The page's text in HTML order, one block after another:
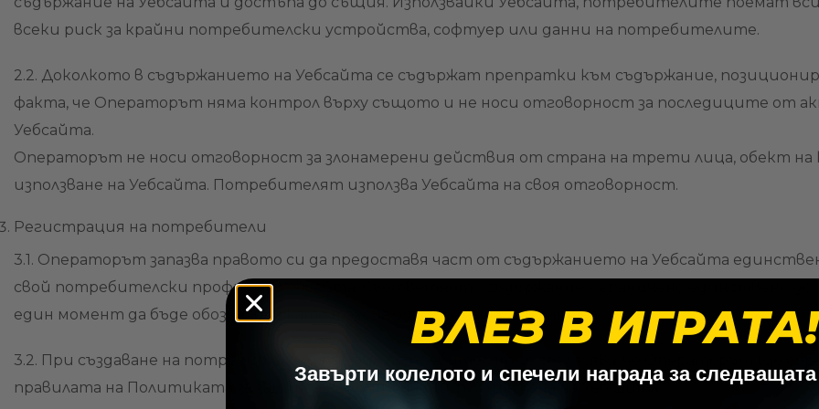
всеки риск за крайни потребителски устройства, софтуер или данни на потребителите.
2.2. Доколкото в съдържанието на Уебсайта се съдържат препратки към съдържание,
факта, че Операторът няма контрол върху същото и не носи отговорност за последиците от
Уебсайта.
Операторът не носи отговорност за злонамерени действия от страна на трети лица, обект
използване на Уебсайта. Потребителят използва Уебсайта на своя отговорност.
Регистрация на потребители
3.1. Операторът запазва правото си да предоставя част от съдържанието на Уебсайта
свой потребителски профил на Уебсайта. Съответното съдържание, ограничено единствено
един момент да бъде обозначено като такова от страна на Оператора.
3.2. При създаване на потребителски профил потребителят се съгласява, че Операторът ще
правилата на Политиката за защита на лични данни, публикувана на Уебсайта.
ВЛЕЗ В ИГРАТА!
​Завърти колелото и спечели награда за